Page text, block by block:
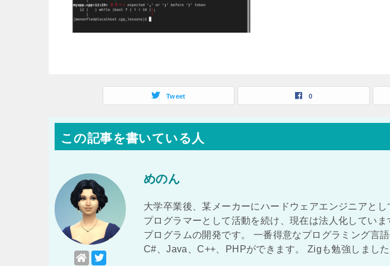
Tweet 0
この記事を書いている人
めのん
大学卒業後、某メーカーにハードウェアエンジニアと
プログラマーとして活動を続け、現在は法人化してい
プログラムの開発です。 一番得意なプログラミング言
C#、Java、C++、PHPができます。 Zigも勉強しました